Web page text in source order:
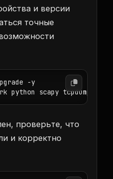
и версии
точные
-y
scapy tcpdump
проверьте, что
и корректно